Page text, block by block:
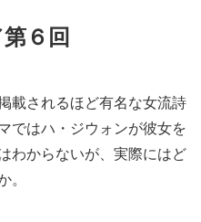
６回
載されるほど有名な女流詩
ではハ・ジウォンが彼女を
わからないが、実際にはど
。